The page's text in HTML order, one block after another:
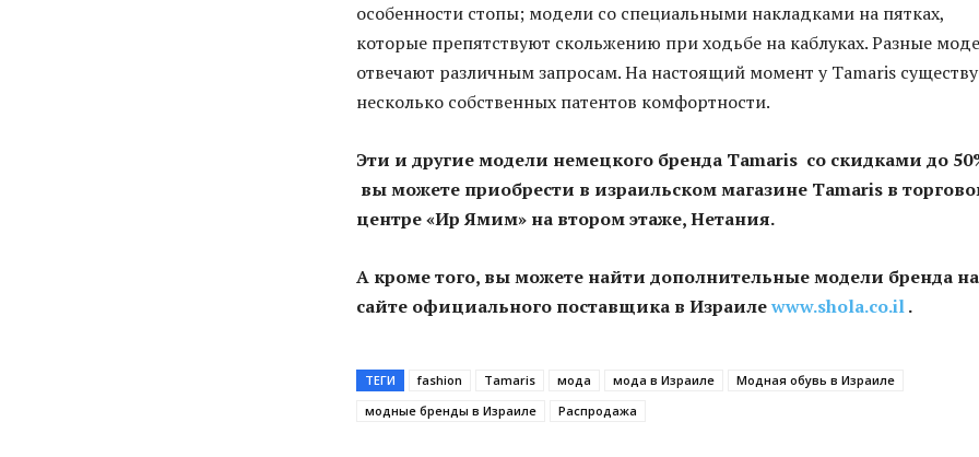
особенности стопы; модели со специальными накладками на пятках,
которые препятствуют скольжению при ходьбе на каблуках. Разные
отвечают различным запросам. На настоящий момент у Tamaris
несколько собственных патентов комфортности.
Эти и другие модели немецкого бренда Tamaris со скидками до
вы можете приобрести в израильском магазине Tamaris в
центре «Ир Ямим» на втором этаже, Нетания.
А кроме того, вы можете найти дополнительные модели бренда на
сайте официального поставщика в Израилеwww.shola.co.il.
ТЕГИ fashion Tamaris мода мода в Израиле
Модная обувь в Израиле
модные бренды в Израиле
Распродажа